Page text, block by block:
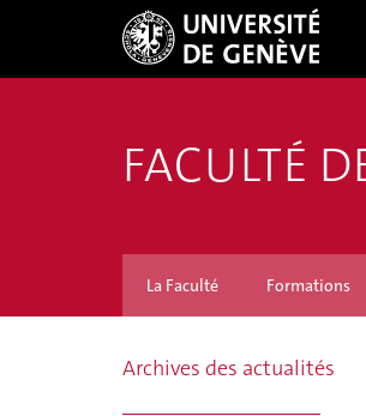
FACULTÉ
La Faculté Formations
Archives des actualités